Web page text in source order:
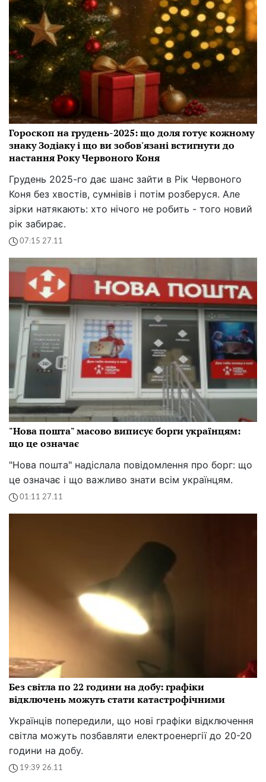
Гороскоп на грудень-2025: що доля готує кожному
знаку Зодіаку і що ви зобов'язані встигнути до
настання Року Червоного Коня
Грудень 2025-го дає шанс зайти в Рік Червоного
Коня без хвостів, сумнівів і потім розберуся. Але
зірки натякають: хто нічого не робить - того новий
рік забирає.
07:15 27.11
"Нова пошта" масово виписує борги українцям:
що це означає
"Нова пошта" надіслала повідомлення про борг: що
це означає і що важливо знати всім українцям.
01:11 27.11
Без світла по 22 години на добу: графіки
відключень можуть стати катастрофічними
Українців попередили, що нові графіки відключення
світла можуть позбавляти електроенергії до 20-20
години на добу.
19:39 26.11